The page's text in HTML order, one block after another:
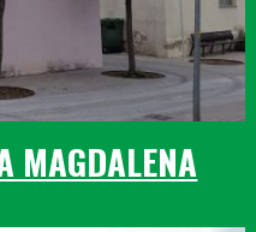
MAGDALENA